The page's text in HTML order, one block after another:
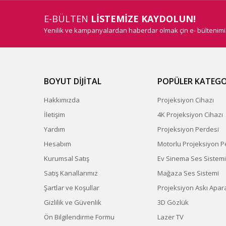
E-BÜLTEN LİSTEMİZE KAYDOLUN!
Yenilik ve kampanyalardan haberdar olmak çin e-
BOYUT DİJİTAL
Hakkımızda
İletişim
Yardım
Hesabım
Kurumsal Satış
Satış Kanallarımız
Şartlar ve Koşullar
Gizlilik ve Güvenlik
Ön Bilgilendirme Formu
POPÜLER
Projeksiyon Cihazı
4K Projeksiyon Cihazı
Projeksiyon Perdesi
Motorlu Projeksiyon
Ev Sinema Ses Sistemi
Mağaza Ses Sistemi
Projeksiyon Askı
3D Gözlük
Lazer TV